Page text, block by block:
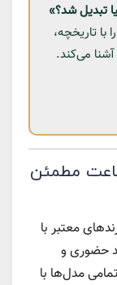
تبدیل شد؟»
تاریخچه،
می‌کند.
مطمئن
معتبر با
حضوری و
مدل‌ها با